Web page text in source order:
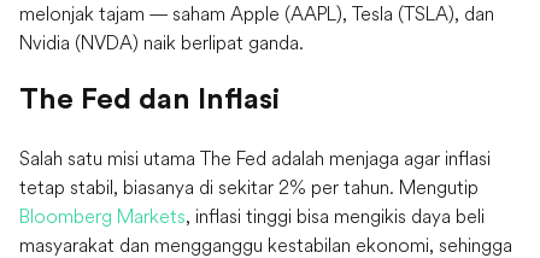
melonjak tajam — saham Apple (AAPL), Tesla (TSLA), dan
Nvidia (NVDA) naik berlipat ganda.
The Fed dan Inflasi
Salah satu misi utama The Fed adalah menjaga agar inflasi
tetap stabil, biasanya di sekitar 2% per tahun. Mengutip
Bloomberg Markets, inflasi tinggi bisa mengikis daya beli
masyarakat dan mengganggu kestabilan ekonomi, sehingga